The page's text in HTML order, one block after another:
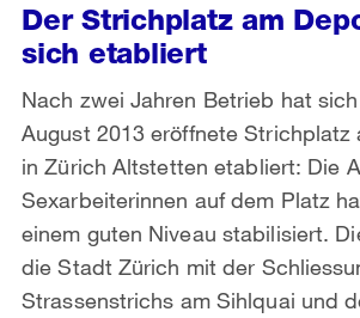
Der Strichplatz am
sich etabliert
Nach zwei Jahren Betrieb hat
August 2013 eröffnete Strichplatz
in Zürich Altstetten etabliert: Die
Sexarbeiterinnen auf dem Platz
einem guten Niveau stabilisiert.
die Stadt Zürich mit der
Strassenstrichs am Sihlquai und